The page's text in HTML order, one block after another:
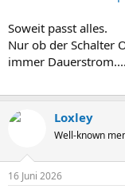
Soweit passt alles.
Nur ob der Schalter
immer
Loxley
Well-known
16 Juni 2026